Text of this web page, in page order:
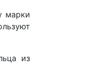
марки
из